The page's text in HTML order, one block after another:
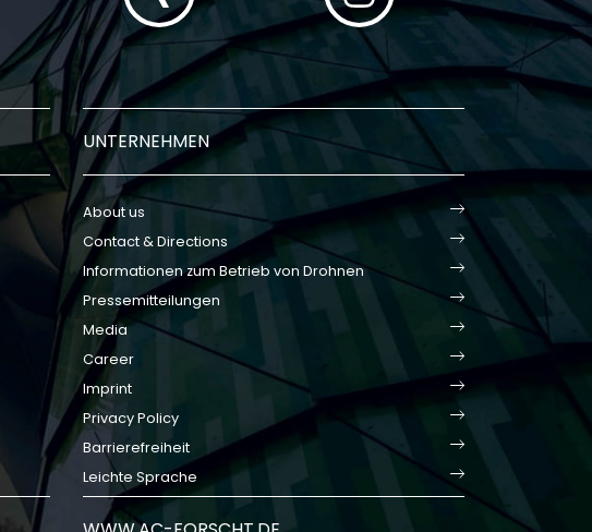
UNTERNEHMEN
About us
Contact & Directions
Informationen zum Betrieb von Drohnen
Pressemitteilungen
Media
Career
Imprint
Privacy Policy
Barrierefreiheit
Leichte Sprache